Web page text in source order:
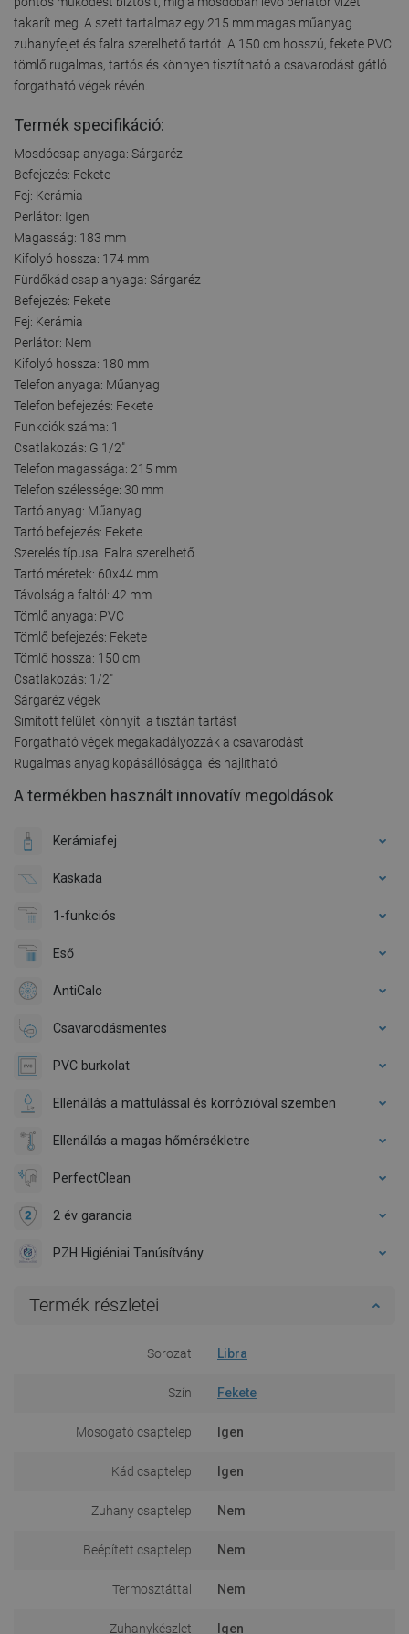
takarít meg. A szett tartalmaz egy 215 mm magas műanyag
zuhanyfejet és falra szerelhető tartót. A 150 cm hosszú, fekete PVC
tömlő rugalmas, tartós és könnyen tisztítható a csavarodást gátló
forgatható végek révén.
Termék specifikáció:
Mosdócsap anyaga: Sárgaréz
Befejezés: Fekete
Fej: Kerámia
Perlátor: Igen
Magasság: 183 mm
Kifolyó hossza: 174 mm
Fürdőkád csap anyaga: Sárgaréz
Befejezés: Fekete
Fej: Kerámia
Perlátor: Nem
Kifolyó hossza: 180 mm
Telefon anyaga: Műanyag
Telefon befejezés: Fekete
Funkciók száma: 1
Csatlakozás: G 1/2"
Telefon magassága: 215 mm
Telefon szélessége: 30 mm
Tartó anyag: Műanyag
Tartó befejezés: Fekete
Szerelés típusa: Falra szerelhető
Tartó méretek: 60x44 mm
Távolság a faltól: 42 mm
Tömlő anyaga: PVC
Tömlő befejezés: Fekete
Tömlő hossza: 150 cm
Csatlakozás: 1/2"
Sárgaréz végek
Simított felület könnyíti a tisztán tartást
Forgatható végek megakadályozzák a csavarodást
Rugalmas anyag kopásállósággal és hajlítható
A termékben használt innovatív megoldások
Kerámiafej
Kaskada
1-funkciós
Eső
AntiCalc
Csavarodásmentes
PVC burkolat
Ellenállás a mattulással és korrózióval szemben
Ellenállás a magas hőmérsékletre
PerfectClean
2 év garancia
PZH Higiéniai Tanúsítvány
Termék részletei
Sorozat Libra
Szín Fekete
Mosogató csaptelep Igen
Kád csaptelep Igen
Zuhany csaptelep Nem
Beépített csaptelep Nem
Termosztáttal Nem
Zuhanykészlet Igen